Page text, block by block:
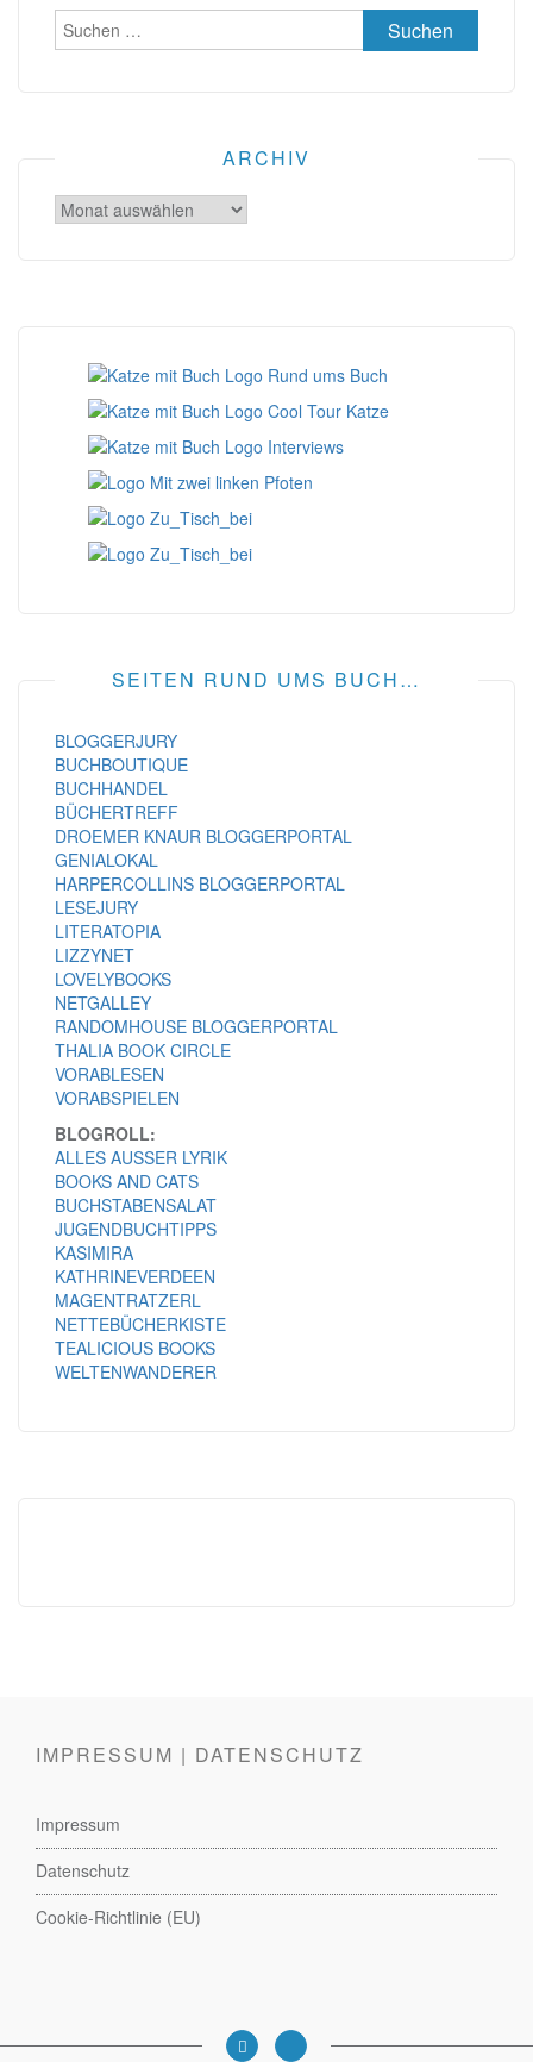
Suchen
nach:
ARCHIV
Archiv
SEITEN RUND UMS BUCH…
BLOGGERJURY
BUCHBOUTIQUE
BUCHHANDEL
BÜCHERTREFF
DROEMER KNAUR BLOGGERPORTAL
GENIALOKAL
HARPERCOLLINS BLOGGERPORTAL
LESEJURY
LITERATOPIA
LIZZYNET
LOVELYBOOKS
NETGALLEY
RANDOMHOUSE BLOGGERPORTAL
THALIA BOOK CIRCLE
VORABLESEN
VORABSPIELEN
BLOGROLL:
ALLES AUSSER LYRIK
BOOKS AND CATS
BUCHSTABENSALAT
JUGENDBUCHTIPPS
KASIMIRA
KATHRINEVERDEEN
MAGENTRATZERL
NETTEBÜCHERKISTE
TEALICIOUS BOOKS
WELTENWANDERER
IMPRESSUM | DATENSCHUTZ
Impressum
Datenschutz
Cookie-Richtlinie (EU)